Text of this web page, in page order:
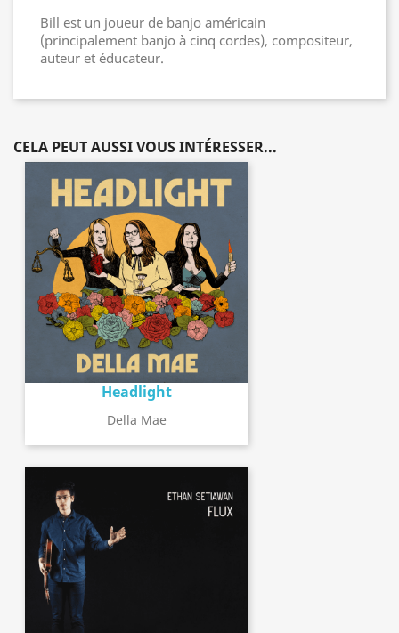
Bill est un joueur de banjo américain
(principalement banjo à cinq cordes), compositeur,
auteur et éducateur.
CELA PEUT AUSSI VOUS INTÉRESSER...
Headlight
Della Mae